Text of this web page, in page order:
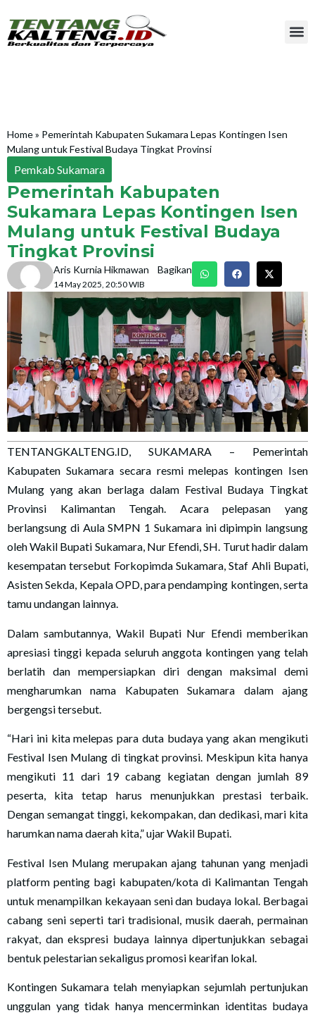
Home» Pemerintah Kabupaten Sukamara Lepas Kontingen Isen
Mulang untuk Festival Budaya Tingkat Provinsi
Pemkab Sukamara
Pemerintah Kabupaten
Sukamara Lepas Kontingen Isen
Mulang untuk Festival Budaya
Tingkat Provinsi
Aris Kurnia Hikmawan
14 May 2025, 20:50 WIB
Bagikan
TENTANGKALTENG.ID, SUKAMARA – Pemerintah
Kabupaten Sukamara secara resmi melepas kontingen Isen
Mulang yang akan berlaga dalam Festival Budaya Tingkat
Provinsi Kalimantan Tengah. Acara pelepasan yang
berlangsung di Aula SMPN 1 Sukamara ini dipimpin langsung
oleh Wakil Bupati Sukamara, Nur Efendi, SH. Turut hadir dalam
kesempatan tersebut Forkopimda Sukamara, Staf Ahli Bupati,
Asisten Sekda, Kepala OPD, para pendamping kontingen, serta
tamu undangan lainnya.
Dalam sambutannya, Wakil Bupati Nur Efendi memberikan
apresiasi tinggi kepada seluruh anggota kontingen yang telah
berlatih dan mempersiapkan diri dengan maksimal demi
mengharumkan nama Kabupaten Sukamara dalam ajang
bergengsi tersebut.
“Hari ini kita melepas para duta budaya yang akan mengikuti
Festival Isen Mulang di tingkat provinsi. Meskipun kita hanya
mengikuti 11 dari 19 cabang kegiatan dengan jumlah 89
peserta, kita tetap harus menunjukkan prestasi terbaik.
Dengan semangat tinggi, kekompakan, dan dedikasi, mari kita
harumkan nama daerah kita,” ujar Wakil Bupati.
Festival Isen Mulang merupakan ajang tahunan yang menjadi
platform penting bagi kabupaten/kota di Kalimantan Tengah
untuk menampilkan kekayaan seni dan budaya lokal. Berbagai
cabang seni seperti tari tradisional, musik daerah, permainan
rakyat, dan ekspresi budaya lainnya dipertunjukkan sebagai
bentuk pelestarian sekaligus promosi kearifan lokal.
Kontingen Sukamara telah menyiapkan sejumlah pertunjukan
unggulan yang tidak hanya mencerminkan identitas budaya